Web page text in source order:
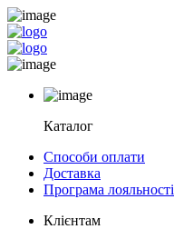
Каталог
Способи оплати
Доставка
Програма лояльності
Клієнтам